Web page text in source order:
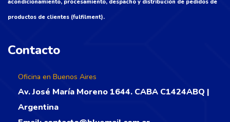
acondicionamiento, procesamiento, despacho y distribución de pedidos de
productos de clientes (fulfilment).
Contacto
Oficina en Buenos Aires
Av. José María Moreno 1644. CABA C1424ABQ |
Argentina